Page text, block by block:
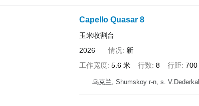
Capello Quasar 8
玉米收割台
2026
情况 新
工作宽度 5.6 米 行数 8 行距 700
乌克兰, Shumskoy r-n, s.